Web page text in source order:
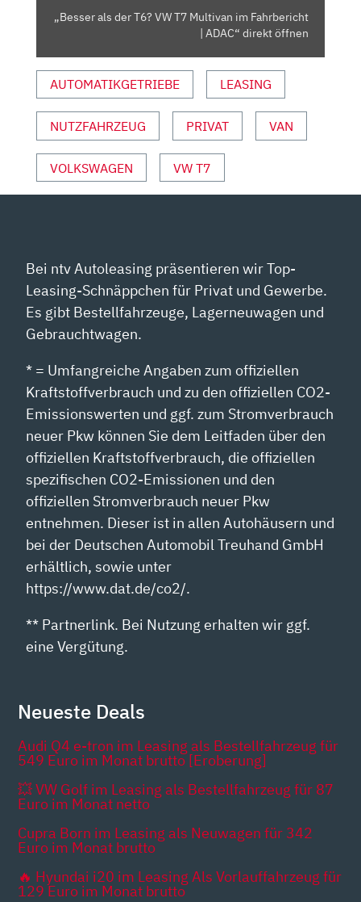
FAHRBERICHT
VON
YOUTUBE
„Besser als der T6? VW T7 Multivan im Fahrbericht
| ADAC“ direkt öffnen
AUTOMATIKGETRIEBE LEASING
NUTZFAHRZEUG PRIVAT VAN
VOLKSWAGEN VW T7
Bei ntv Autoleasing präsentieren wir Top-
Leasing-Schnäppchen für Privat und Gewerbe.
Es gibt Bestellfahrzeuge, Lagerneuwagen und
Gebrauchtwagen.
* = Umfangreiche Angaben zum offiziellen
Kraftstoffverbrauch und zu den offiziellen CO2-
Emissionswerten und ggf. zum Stromverbrauch
neuer Pkw können Sie dem Leitfaden über den
offiziellen Kraftstoffverbrauch, die offiziellen
spezifischen CO2-Emissionen und den
offiziellen Stromverbrauch neuer Pkw
entnehmen. Dieser ist in allen Autohäusern und
bei der Deutschen Automobil Treuhand GmbH
erhältlich, sowie unter
https://www.dat.de/co2/.
** Partnerlink. Bei Nutzung erhalten wir ggf.
eine Vergütung.
Neueste Deals
Audi Q4 e-tron im Leasing als Bestellfahrzeug für
549 Euro im Monat brutto [Eroberung]
💥 VW Golf im Leasing als Bestellfahrzeug für 87
Euro im Monat netto
Cupra Born im Leasing als Neuwagen für 342
Euro im Monat brutto
🔥 Hyundai i20 im Leasing Als Vorlauffahrzeug für
129 Euro im Monat brutto